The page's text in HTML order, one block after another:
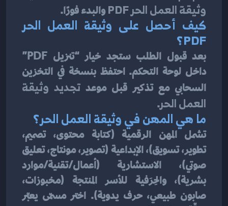
وثيقة العمل الحر PDF
والبدء فورًا.
كيف أحصل على وثيقة العمل الحر
PDF؟
السحابي مع تذكير قبل موعد
العمل الحر.
ما هي المهن في وثيقة العمل الحر؟
صابون طبيعي، حرف يدوية). اختر مسمّى يعبّر